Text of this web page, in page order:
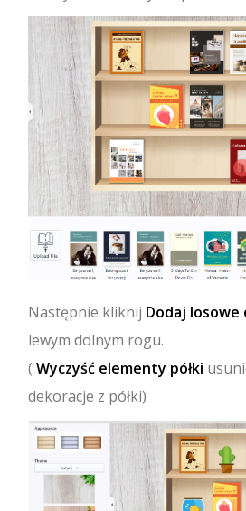
Następnie kliknij Dodaj losowe
lewym dolnym rogu.
(Wyczyść elementy półki
dekoracje z półki)